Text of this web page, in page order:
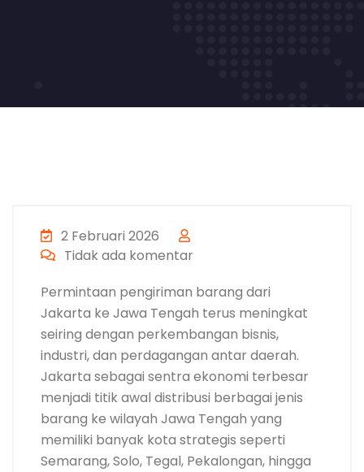
2 Februari 2026
Tidak ada komentar
Permintaan pengiriman barang dari
Jakarta ke Jawa Tengah terus meningkat
seiring dengan perkembangan bisnis,
industri, dan perdagangan antar daerah.
Jakarta sebagai sentra ekonomi terbesar
menjadi titik awal distribusi berbagai jenis
barang ke wilayah Jawa Tengah yang
memiliki banyak kota strategis seperti
Semarang, Solo, Tegal, Pekalongan, hingga